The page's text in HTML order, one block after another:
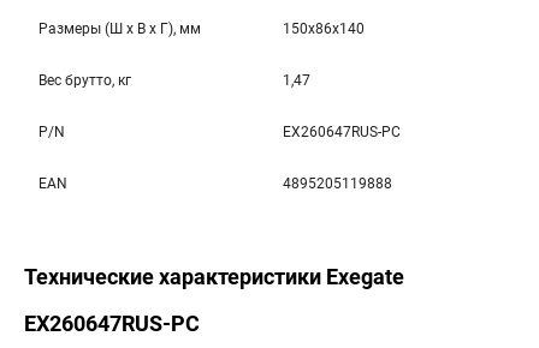
Размеры (Ш x В x Г), мм 150x86x140
Вес брутто, кг 1,47
P/N EX260647RUS-PC
EAN 4895205119888
Технические характеристики Exegate
EX260647RUS-PC